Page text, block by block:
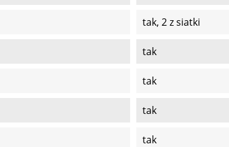
tak, 2 z siatki
tak
tak
tak
tak